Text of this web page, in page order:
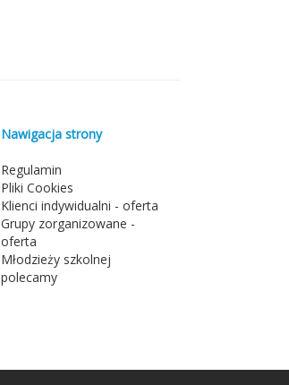
Nawigacja strony
Regulamin
Pliki Cookies
Klienci indywidualni - oferta
Grupy zorganizowane -
oferta
Młodzieży szkolnej
polecamy